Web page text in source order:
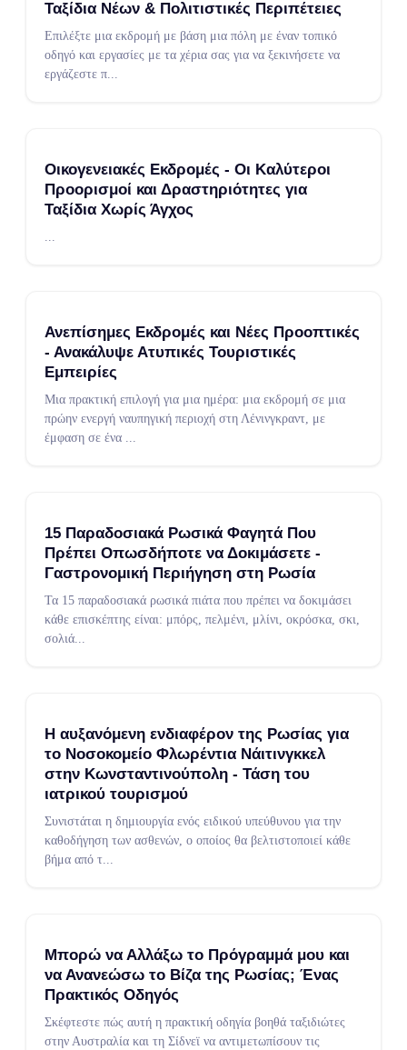
Ταξίδια Νέων & Πολιτιστικές Περιπέτειες
Επιλέξτε μια εκδρομή με βάση μια πόλη με έναν τοπικό
οδηγό και εργασίες με τα χέρια σας για να ξεκινήσετε να
εργάζεστε π
Οικογενειακές Εκδρομές - Οι Καλύτεροι
Προορισμοί και Δραστηριότητες για
Ταξίδια Χωρίς Άγχος
Ανεπίσημες Εκδρομές και Νέες Προοπτικές
- Ανακάλυψε Ατυπικές Τουριστικές
Εμπειρίες
Μια πρακτική επιλογή για μια ημέρα: μια εκδρομή σε μια
πρώην ενεργή ναυπηγική περιοχή στη Λένινγκραντ, με
έμφαση σε ένα
15 Παραδοσιακά Ρωσικά Φαγητά Που
Πρέπει Οπωσδήποτε να Δοκιμάσετε -
Γαστρονομική Περιήγηση στη Ρωσία
Τα 15 παραδοσιακά ρωσικά πιάτα που πρέπει να δοκιμάσει
κάθε επισκέπτης είναι: μπόρς, πελμένι, μλίνι, οκρόσκα, σκι,
σολιά...
Η αυξανόμενη ενδιαφέρον της Ρωσίας για
το Νοσοκομείο Φλωρέντια Νάιτινγκκελ
στην Κωνσταντινούπολη - Τάση του
ιατρικού τουρισμού
Συνιστάται η δημιουργία ενός ειδικού υπεύθυνου για την
καθοδήγηση των ασθενών, ο οποίος θα βελτιστοποιεί κάθε
βήμα από τ...
Μπορώ να Αλλάξω το Πρόγραμμά μου και
να Ανανεώσω το Βίζα της Ρωσίας; Ένας
Πρακτικός Οδηγός
Σκέφτεστε πώς αυτή η πρακτική οδηγία βοηθά ταξιδιώτες
στην Αυστραλία και τη Σίδνεϊ να αντιμετωπίσουν τις